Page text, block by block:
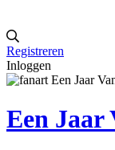
Registreren
Inloggen
Een Jaar